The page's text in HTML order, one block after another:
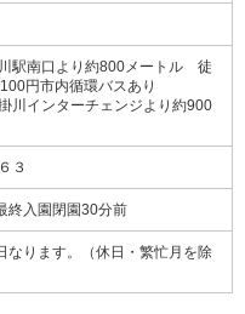
駅南口より約800メートル 徒
円市内循環バスあり
川インターチェンジより約900
３
入園閉園30分前
なります。（休日・繁忙月を除